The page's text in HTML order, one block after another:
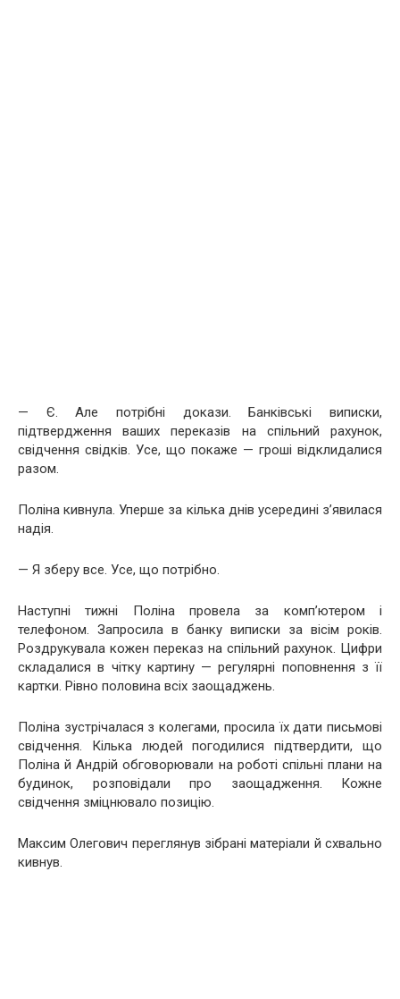
— Є. Але потрібні докази. Банківські виписки,
підтвердження ваших переказів на спільний рахунок,
свідчення свідків. Усе, що покаже — гроші відклидалися
разом.
Поліна кивнула. Уперше за кілька днів усередині з’явилася
надія.
— Я зберу все. Усе, що потрібно.
Наступні тижні Поліна провела за комп’ютером і
телефоном. Запросила в банку виписки за вісім років.
Роздрукувала кожен переказ на спільний рахунок. Цифри
складалися в чітку картину — регулярні поповнення з її
картки. Рівно половина всіх заощаджень.
Поліна зустрічалася з колегами, просила їх дати письмові
свідчення. Кілька людей погодилися підтвердити, що
Поліна й Андрій обговорювали на роботі спільні плани на
будинок, розповідали про заощадження. Кожне
свідчення зміцнювало позицію.
Максим Олегович переглянув зібрані матеріали й схвально
кивнув.